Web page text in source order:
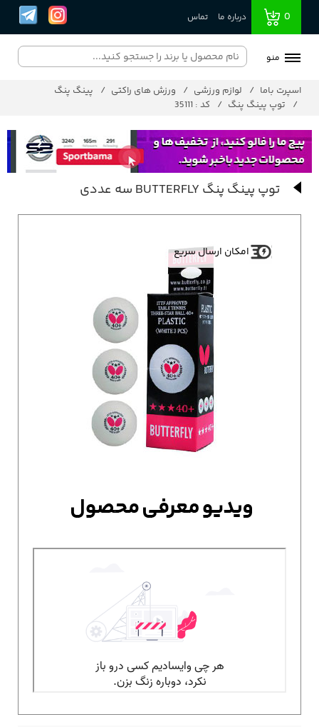
0 درباره ما تماس
منو
اسپرت باما لوازم ورزشی ورزش های راکتی
پینگ پنگ
توپ پینگ پنگ
کد : 35111
توپ پینگ پنگ BUTTERFLY سه عددی
امکان ارسال سریع